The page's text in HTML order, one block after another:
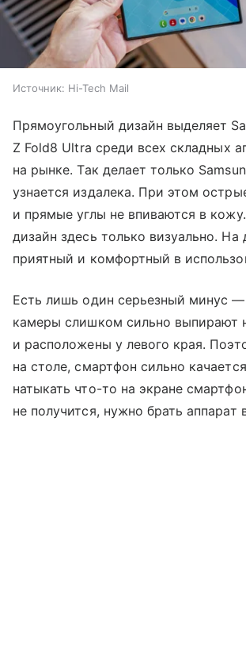
Источник: Hi-Tech Mail
Прямоугольный дизайн выделяет
Z Fold8 Ultra среди всех складных
на рынке. Так делает только
узнается издалека. При этом
и прямые углы не впиваются в
дизайн здесь только визуально. На
приятный и комфортный в
Есть лишь один серьезный минус —
камеры слишком сильно выпирают
и расположены у левого края.
на столе, смартфон сильно
натыкать что-то на экране
не получится, нужно брать аппарат